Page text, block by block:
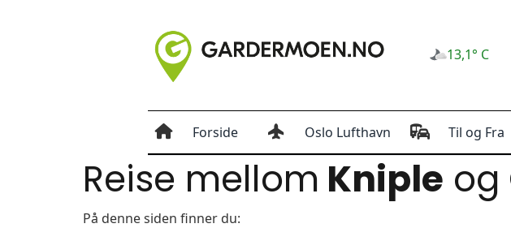
13,1° C
Forside Oslo Lufthavn Til og Fra
Reise mellom Kniple og
På denne siden finner du: